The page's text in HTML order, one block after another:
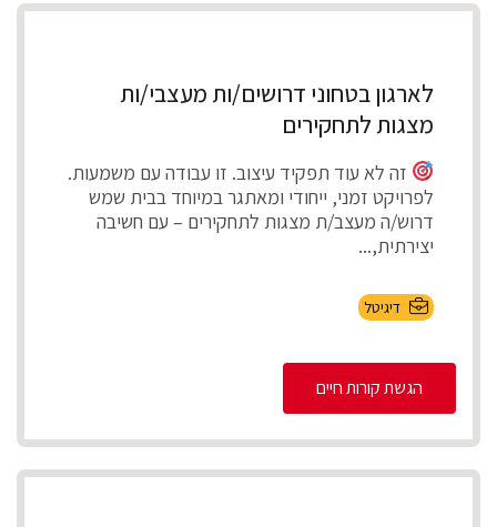
לארגון בטחוני דרושים/ות מעצבי/ות
מצגות לתחקירים
זה לא עוד תפקיד עיצוב. זו עבודה עם משמעות.
לפרויקט זמני, ייחודי ומאתגר במיוחד בבית שמש
דרוש/ה מעצב/ת מצגות לתחקירים – עם חשיבה
יצירתית,...
דיגיטל
הגשת קורות חיים